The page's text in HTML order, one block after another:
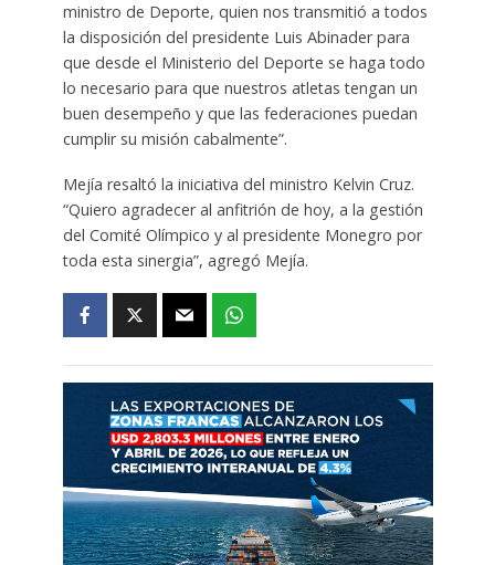
ministro de Deporte, quien nos transmitió a todos
la disposición del presidente Luis Abinader para
que desde el Ministerio del Deporte se haga todo
lo necesario para que nuestros atletas tengan un
buen desempeño y que las federaciones puedan
cumplir su misión cabalmente”.
Mejía resaltó la iniciativa del ministro Kelvin Cruz.
“Quiero agradecer al anfitrión de hoy, a la gestión
del Comité Olímpico y al presidente Monegro por
toda esta sinergia”, agregó Mejía.